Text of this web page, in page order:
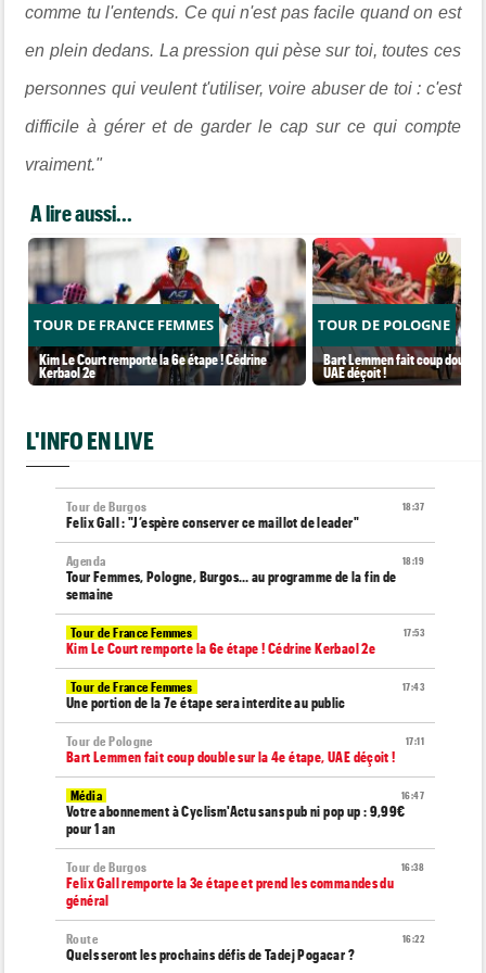
comme tu l'entends. Ce qui n'est pas facile quand on est
en plein dedans. La pression qui pèse sur toi, toutes ces
personnes qui veulent t'utiliser, voire abuser de toi : c'est
difficile à gérer et de garder le cap sur ce qui compte
vraiment."
A lire aussi...
TOUR DE FRANCE FEMMES
Kim Le Court remporte la 6e étape ! Cédrine
Kerbaol 2e
TOUR DE POLOGNE
Bart Lemmen fait coup double
UAE déçoit !
L'INFO EN LIVE
18:37
Tour de Burgos
Felix Gall : "J’espère conserver ce maillot de leader"
18:19
Agenda
Tour Femmes, Pologne, Burgos… au programme de la fin de
semaine
17:53
Tour de France Femmes
Kim Le Court remporte la 6e étape ! Cédrine Kerbaol 2e
17:43
Tour de France Femmes
Une portion de la 7e étape sera interdite au public
17:11
Tour de Pologne
Bart Lemmen fait coup double sur la 4e étape, UAE déçoit !
16:47
Média
Votre abonnement à Cyclism'Actu sans pub ni pop up : 9,99€
pour 1 an
16:38
Tour de Burgos
Felix Gall remporte la 3e étape et prend les commandes du
général
16:22
Route
Quels seront les prochains défis de Tadej Pogacar ?